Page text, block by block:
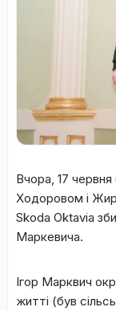
Вчора, 17 червня
Ходоровом і
Skoda Oktavia
Маркевича.
Ігор Марквич
житті (був